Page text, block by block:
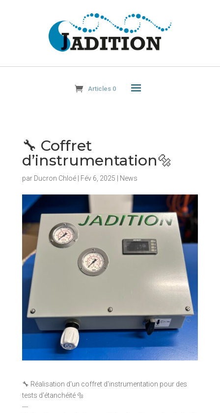
Articles 0
🔧 Coffret
d’instrumentation🔩
par Ducron Chloé| Fév 6, 2025 News
🔧 Réalisation d'un coffret d'instrumentation pour des
tests d'étanchéité 🔩
---